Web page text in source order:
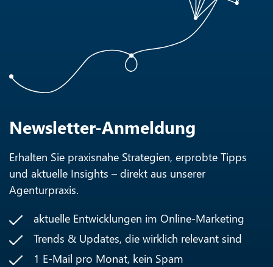
Newsletter-Anmeldung
Erhalten Sie praxisnahe Strategien, erprobte Tipps
und aktuelle Insights – direkt aus unserer
Agenturpraxis.
aktuelle Entwicklungen im Online-Marketing
Trends & Updates, die wirklich relevant sind
1 E-Mail pro Monat, kein Spam